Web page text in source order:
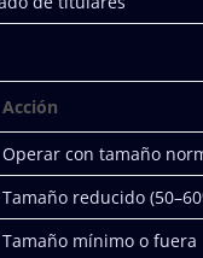
Acción
Operar con tamaño
Tamaño reducido
Tamaño mínimo o fuera